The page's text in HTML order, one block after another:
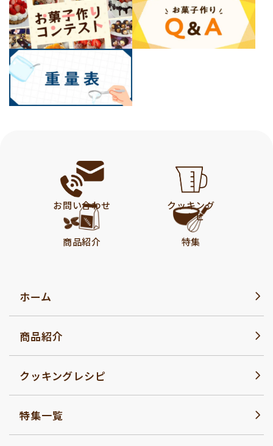
お問い合わせ
クッキング
レシピ
商品紹介
特集
ホーム
商品紹介
クッキングレシピ
特集一覧